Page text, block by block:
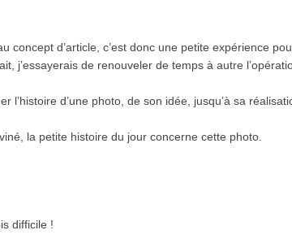
concept d’article, c’est donc une petite expérience
j’essayerais de renouveler de temps à autre
l’histoire d’une photo, de son idée, jusqu’à sa
la petite histoire du jour concerne cette photo.
difficile !